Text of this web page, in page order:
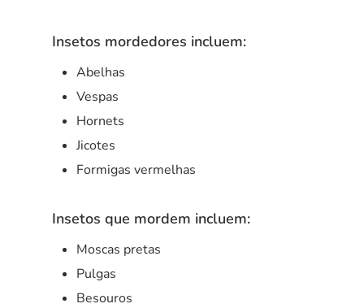
Insetos mordedores incluem:
Abelhas
Vespas
Hornets
Jicotes
Formigas vermelhas
Insetos que mordem incluem:
Moscas pretas
Pulgas
Besouros